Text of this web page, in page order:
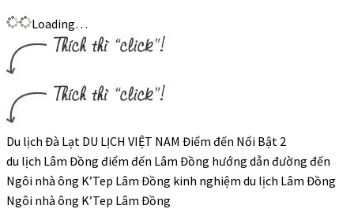
Loading…
Du lịch Đà Lạt DU LỊCH VIỆT NAM Điểm đến Nổi Bật 2
du lịch Lâm Đồng điểm đến Lâm Đồng hướng dẫn đường đến
Ngôi nhà ông K’Tep Lâm Đồng kinh nghiệm du lịch Lâm Đồng
Ngôi nhà ông K’Tep Lâm Đồng